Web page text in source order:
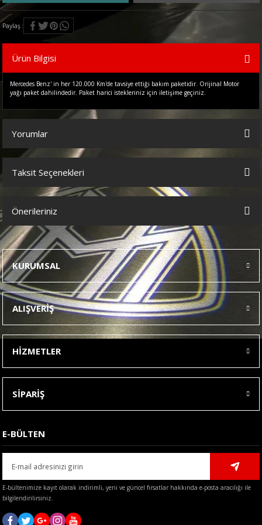
Paylaş
Ürün Bilgisi
Mercedes Benz' in her 120.000 Km'de tavsiye ettiği bakım paketidir. Orijinal Motor
yağı paket dahilindedir. Paket harici istekleriniz için iletişime geçiniz.
Yorumlar
Bu ürüne ilk yorumu siz yapın!
Taksit Seçenekleri
Önerileriniz
Bu ürünün fiyat bilgisi, resim, ürün açıklamalarında ve diğer
konularda yetersiz gördüğünüz noktaları öneri formunu kullanarak
tarafımıza iletebilirsiniz.
Görüş ve önerileriniz için teşekkür ederiz.
Ürün resmi kalitesiz, bozuk veya görüntülenemiyor.
Ürün açıklamasında eksik bilgiler bulunuyor.
Ürün bilgilerinde hatalar bulunuyor.
Ürün fiyatı diğer sitelerden daha pahalı.
Bu ürüne benzer farklı alternatifler olmalı.
Gönder
KURUMSAL
ALIŞVERİŞ
HİZMETLER
SİPARİŞ
E-BÜLTEN
E-bültenimize kayıt olarak indirimli, yeni ve güncel fırsatlar hakkında e-posta aracılığı ile
bilgilendirilirsiniz.